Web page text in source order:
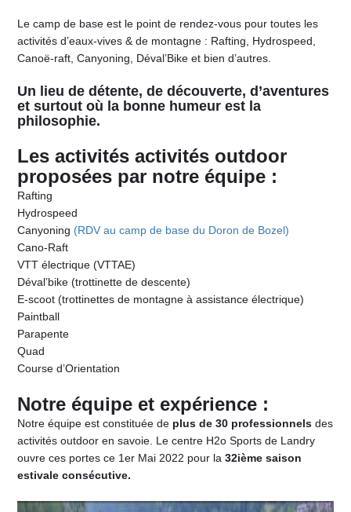
Le camp de base est le point de rendez-vous pour toutes les
activités d’eaux-vives & de montagne : Rafting, Hydrospeed,
Canoë-raft, Canyoning, Déval’Bike et bien d’autres.
Un lieu de détente, de découverte, d’aventures
et surtout où la bonne humeur est la
philosophie.
Les activités activités outdoor
proposées par notre équipe :
Rafting
Hydrospeed
Canyoning (RDV au camp de base du Doron de Bozel)
Cano-Raft
VTT électrique (VTTAE)
Déval’bike (trottinette de descente)
E-scoot (trottinettes de montagne à assistance électrique)
Paintball
Parapente
Quad
Course d’Orientation
Notre équipe et expérience :
Notre équipe est constituée de plus de 30 professionnels des
activités outdoor en savoie. Le centre H2o Sports de Landry
ouvre ces portes ce 1er Mai 2022 pour la32ième saison
estivale consécutive.